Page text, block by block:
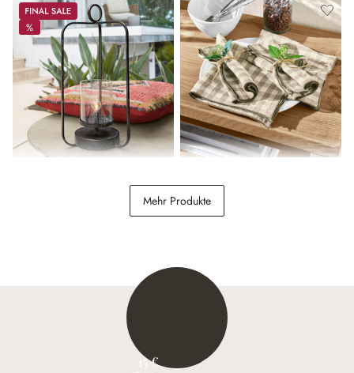
Sale
%
%
(43.78% gespart) 34,95 €
Mehr Produkte
15 €